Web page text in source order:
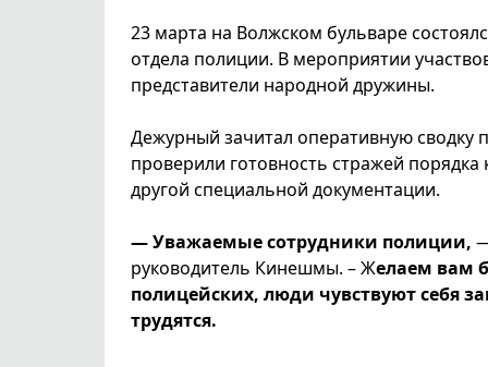
23 марта на Волжском бульваре
отдела полиции. В мероприятии
представители народной дружины.
Дежурный зачитал оперативную сводку
проверили готовность стражей
другой специальной документации.
— Уважаемые сотрудники полиции,
руководитель Кинешмы. – Желаем вам
полицейских, люди чувствуют себя
трудятся.